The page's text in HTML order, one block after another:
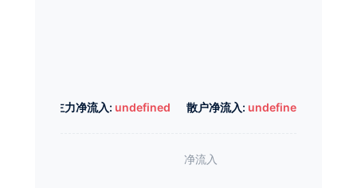
主力净流入: undefined 散户净流入: undefined